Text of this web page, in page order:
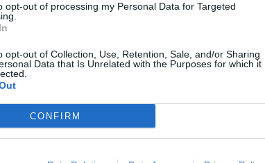
opt-out of processing my Personal Data for Targeted
opt-out of Collection, Use, Retention, Sale, and/or Sharing
Data that Is Unrelated with the Purposes for which it
CONFIRM
w Polsce broni dobrego
miłości, który wyraził się w jego trosce o
opowiadamy się przeciwko rozszerzaniu
rzekomych zaniedbaniach w reagowaniu na
i świeckich – czytamy w przesłanym KAI
w Polsce. – Oczekujemy, że cierpliwie
odpowiednich gremiów naukowych i